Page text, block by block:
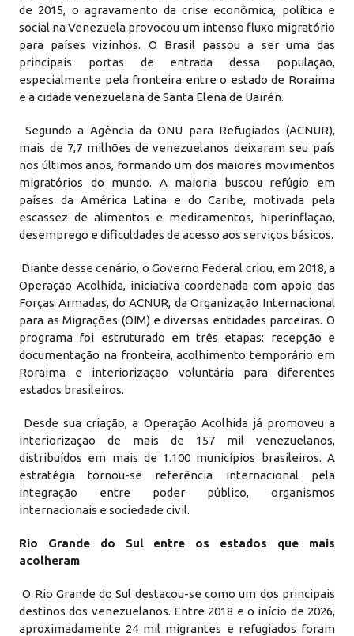
de 2015, o agravamento da crise econômica, política e
social na Venezuela provocou um intenso fluxo migratório
para países vizinhos. O Brasil passou a ser uma das
principais portas de entrada dessa população,
especialmente pela fronteira entre o estado de Roraima
e a cidade venezuelana de Santa Elena de Uairén.
Segundo a Agência da ONU para Refugiados (ACNUR),
mais de 7,7 milhões de venezuelanos deixaram seu país
nos últimos anos, formando um dos maiores movimentos
migratórios do mundo. A maioria buscou refúgio em
países da América Latina e do Caribe, motivada pela
escassez de alimentos e medicamentos, hiperinflação,
desemprego e dificuldades de acesso aos serviços básicos.
Diante desse cenário, o Governo Federal criou, em 2018, a
Operação Acolhida, iniciativa coordenada com apoio das
Forças Armadas, do ACNUR, da Organização Internacional
para as Migrações (OIM) e diversas entidades parceiras. O
programa foi estruturado em três etapas: recepção e
documentação na fronteira, acolhimento temporário em
Roraima e interiorização voluntária para diferentes
estados brasileiros.
Desde sua criação, a Operação Acolhida já promoveu a
interiorização de mais de 157 mil venezuelanos,
distribuídos em mais de 1.100 municípios brasileiros. A
estratégia tornou-se referência internacional pela
integração entre poder público, organismos
internacionais e sociedade civil.
Rio Grande do Sul entre os estados que mais
acolheram
O Rio Grande do Sul destacou-se como um dos principais
destinos dos venezuelanos. Entre 2018 e o início de 2026,
aproximadamente 24 mil migrantes e refugiados foram